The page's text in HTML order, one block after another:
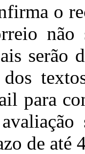
o
serão
para
de até